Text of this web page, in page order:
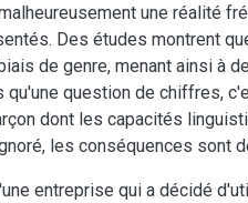
une réalité
Des études montrent
de genre, menant ainsi à
qu'une question de chiffres,
dont les capacités
les conséquences sont
entreprise qui a décidé